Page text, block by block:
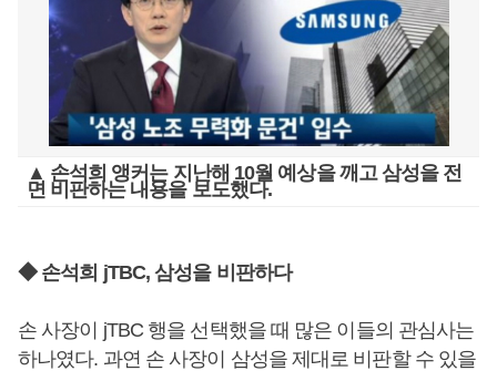
▲ 손석희 앵커는 지난해 10월 예상을 깨고 삼성을 전
면 비판하는 내용을 보도했다.
◆ 손석희 jTBC, 삼성을 비판하다
손 사장이 jTBC 행을 선택했을 때 많은 이들의 관심사는
하나였다. 과연 손 사장이 삼성을 제대로 비판할 수 있을